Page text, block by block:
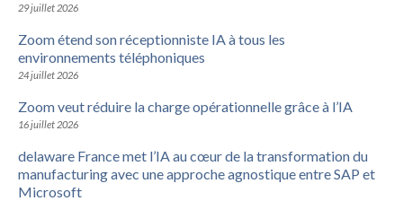
29 juillet 2026
Zoom étend son réceptionniste IA à tous les
environnements téléphoniques
24 juillet 2026
Zoom veut réduire la charge opérationnelle grâce à l’IA
16 juillet 2026
delaware France met l’IA au cœur de la transformation du
manufacturing avec une approche agnostique entre SAP et
Microsoft